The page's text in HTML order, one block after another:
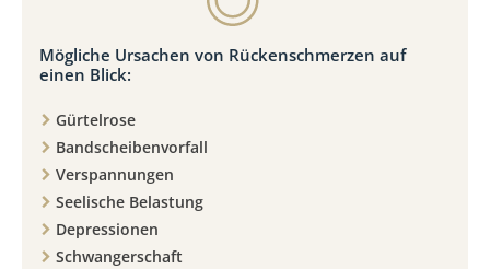
Mögliche Ursachen von Rückenschmerzen auf
einen Blick:
Gürtelrose
Bandscheibenvorfall
Verspannungen
Seelische Belastung
Depressionen
Schwangerschaft